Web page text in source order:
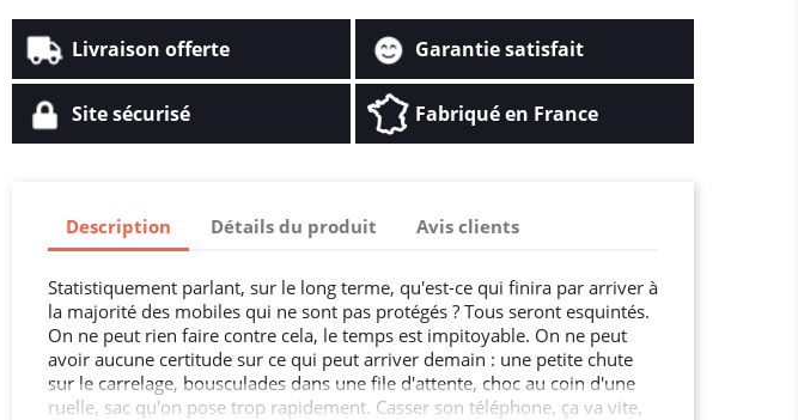
Livraison offerte Garantie satisfait
Site sécurisé Fabriqué en France
Description Détails du produit Avis clients
Statistiquement parlant, sur le long terme, qu'est-ce qui finira par arriver à
la majorité des mobiles qui ne sont pas protégés ? Tous seront esquintés.
On ne peut rien faire contre cela, le temps est impitoyable. On ne peut
avoir aucune certitude sur ce qui peut arriver demain : une petite chute
sur le carrelage, bousculades dans une file d'attente, choc au coin d'une
ruelle, sac qu'on pose trop rapidement. Casser son téléphone, ça va vite,